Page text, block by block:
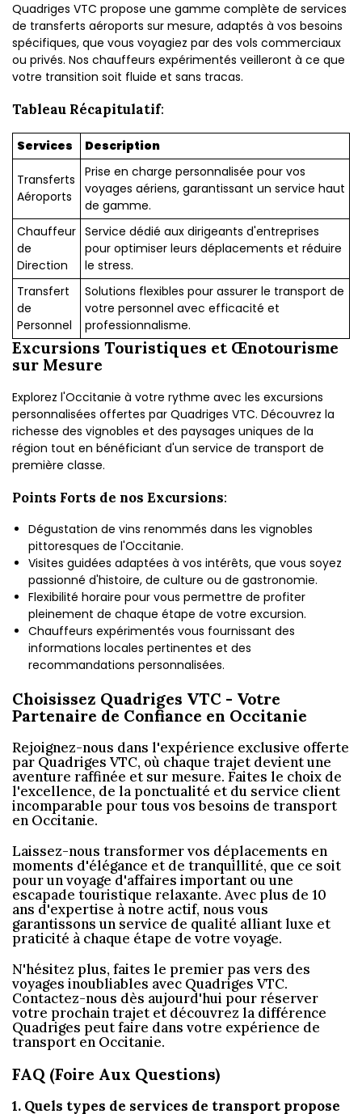
Quadriges VTC propose une gamme complète de services
de transferts aéroports sur mesure, adaptés à vos besoins
spécifiques, que vous voyagiez par des vols commerciaux
ou privés. Nos chauffeurs expérimentés veilleront à ce que
votre transition soit fluide et sans tracas.
Tableau Récapitulatif:
Services Description
Transferts
Aéroports
Prise en charge personnalisée pour vos
voyages aériens, garantissant un service haut
de gamme.
Chauffeur
de
Direction
Service dédié aux dirigeants d'entreprises
pour optimiser leurs déplacements et réduire
le stress.
Transfert
de
Personnel
Solutions flexibles pour assurer le transport de
votre personnel avec efficacité et
professionnalisme.
Excursions Touristiques et Œnotourisme
sur Mesure
Explorez l'Occitanie à votre rythme avec les excursions
personnalisées offertes par Quadriges VTC. Découvrez la
richesse des vignobles et des paysages uniques de la
région tout en bénéficiant d'un service de transport de
première classe.
Points Forts de nos Excursions:
Dégustation de vins renommés dans les vignobles
pittoresques de l'Occitanie.
Visites guidées adaptées à vos intérêts, que vous soyez
passionné d'histoire, de culture ou de gastronomie.
Flexibilité horaire pour vous permettre de profiter
pleinement de chaque étape de votre excursion.
Chauffeurs expérimentés vous fournissant des
informations locales pertinentes et des
recommandations personnalisées.
Choisissez Quadriges VTC - Votre
Partenaire de Confiance en Occitanie
Rejoignez-nous dans l'expérience exclusive offerte
par Quadriges VTC, où chaque trajet devient une
aventure raffinée et sur mesure. Faites le choix de
l'excellence, de la ponctualité et du service client
incomparable pour tous vos besoins de transport
en Occitanie.
Laissez-nous transformer vos déplacements en
moments d'élégance et de tranquillité, que ce soit
pour un voyage d'affaires important ou une
escapade touristique relaxante. Avec plus de 10
ans d'expertise à notre actif, nous vous
garantissons un service de qualité alliant luxe et
praticité à chaque étape de votre voyage.
N'hésitez plus, faites le premier pas vers des
voyages inoubliables avec Quadriges VTC.
Contactez-nous dès aujourd'hui pour réserver
votre prochain trajet et découvrez la différence
Quadriges peut faire dans votre expérience de
transport en Occitanie.
FAQ (Foire Aux Questions)
1. Quels types de services de transport propose